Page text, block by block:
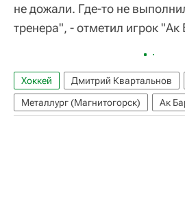
не дожали. Где-то не
тренера", - отметил игрок "Ак
Хоккей Дмитрий Квартальнов
Металлург (Магнитогорск)
Ак